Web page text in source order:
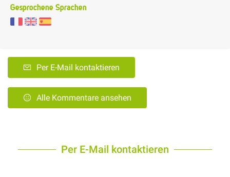
Gesprochene Sprachen
Per E-Mail kontaktieren
Alle Kommentare ansehen
Per E-Mail kontaktieren